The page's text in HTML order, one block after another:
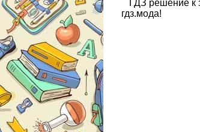
ГДЗ решение
гдз.мода!